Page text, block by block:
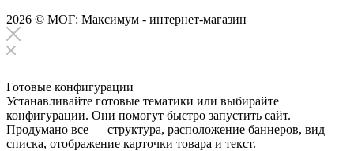
2026 © МОГ: Максимум - интернет-магазин
Готовые конфигурации
Устанавливайте готовые тематики или выбирайте
конфигурации. Они помогут быстро запустить сайт.
Продумано все — структура, расположение баннеров, вид
списка, отображение карточки товара и текст.